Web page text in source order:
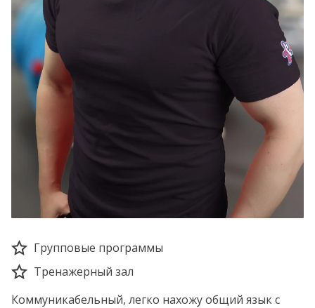
Групповые программы
Тренажерный зал
Коммуникабельный, легко нахожу общий язык с